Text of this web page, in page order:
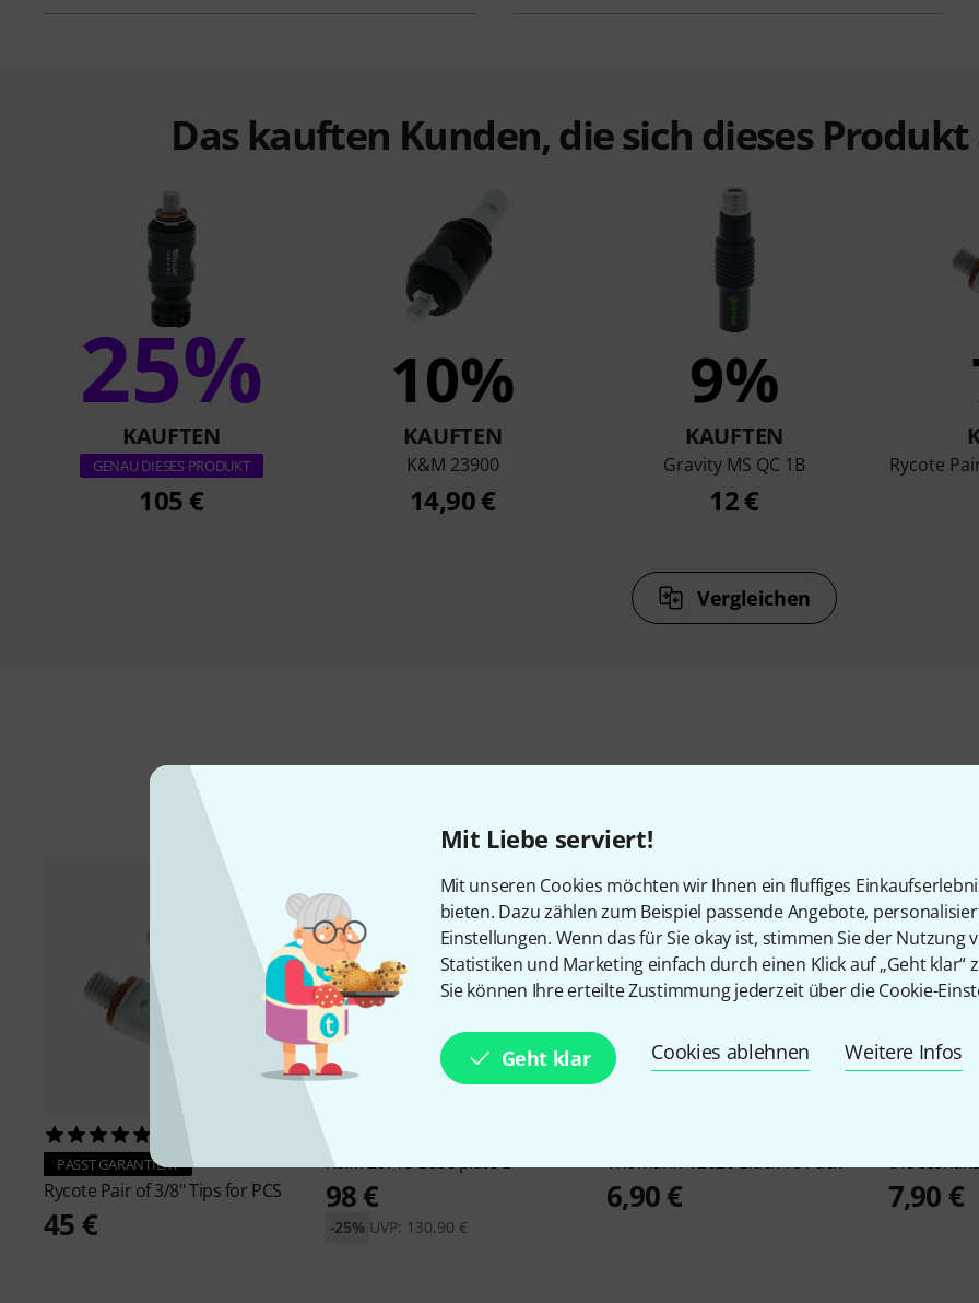
Mit Liebe serviert!
Mit unseren Cookies möchten wir Ihnen ein fluffiges
bieten. Dazu zählen zum Beispiel passende Angebote,
Einstellungen. Wenn das für Sie okay ist, stimmen Sie der Nutzung
Statistiken und Marketing einfach durch einen Klick auf „Geht klar“
Sie können Ihre erteilte Zustimmung jederzeit über die Cookie-
Geht klar Cookies ablehnen Weitere Infos
Das kauften Kunden, die sich dieses
25%
KAUFTEN
GENAU DIESES PRODUKT
105 €
10%
KAUFTEN
K&M 23900
14,90 €
9%
KAUFTEN
Gravity MS QC 1B
12 €
Rycote
Vergleichen
PASST GARANTIERT
Rycote Pair of 3/8" Tips for PCS
45 €
K&M26715 Base plate L
98 €
UVP: 130,90 €
-25%
ThomannV2020 Black 10 Pack
6,90 €
the
7,90 €